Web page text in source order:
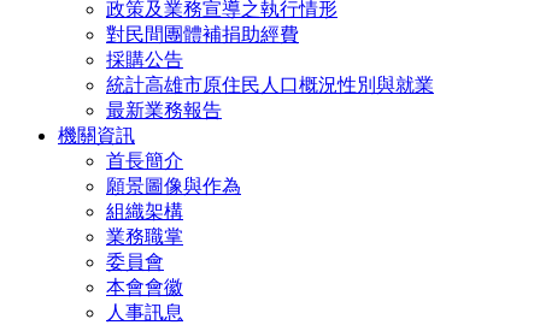
政策及業務宣導之執行情形
對民間團體補捐助經費
採購公告
統計高雄市原住民人口概況性別與就業
最新業務報告
機關資訊
首長簡介
願景圖像與作為
組織架構
業務職掌
委員會
本會會徽
人事訊息